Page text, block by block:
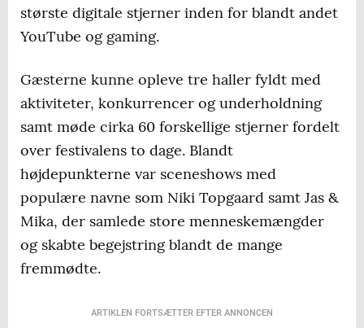
største digitale stjerner inden for blandt andet
YouTube og gaming.
Gæsterne kunne opleve tre haller fyldt med
aktiviteter, konkurrencer og underholdning
samt møde cirka 60 forskellige stjerner fordelt
over festivalens to dage. Blandt
højdepunkterne var sceneshows med
populære navne som Niki Topgaard samt Jas &
Mika, der samlede store menneskemængder
og skabte begejstring blandt de mange
fremmødte.
ARTIKLEN FORTSÆTTER EFTER ANNONCEN